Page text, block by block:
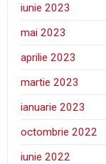
iunie 2023
mai 2023
aprilie 2023
martie 2023
ianuarie 2023
octombrie 2022
iunie 2022